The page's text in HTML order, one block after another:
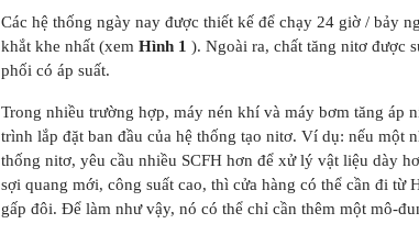
Các hệ thống ngày nay được thiết kế để chạy 24 giờ / bảy
khắt khe nhất (xem Hình 1 ). Ngoài ra, chất tăng nitơ được
phối có áp suất.
Trong nhiều trường hợp, máy nén khí và máy bơm tăng áp
trình lắp đặt ban đầu của hệ thống tạo nitơ. Ví dụ: nếu một
thống nitơ, yêu cầu nhiều SCFH hơn để xử lý vật liệu dày
sợi quang mới, công suất cao, thì cửa hàng có thể cần đi
gấp đôi. Để làm như vậy, nó có thể chỉ cần thêm một mô-